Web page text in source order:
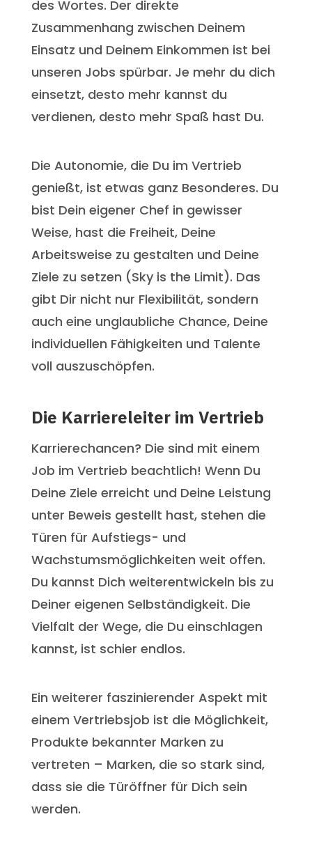
des Wortes. Der direkte
Zusammenhang zwischen Deinem
Einsatz und Deinem Einkommen ist bei
unseren Jobs spürbar. Je mehr du dich
einsetzt, desto mehr kannst du
verdienen, desto mehr Spaß hast Du.
Die Autonomie, die Du im Vertrieb
genießt, ist etwas ganz Besonderes. Du
bist Dein eigener Chef in gewisser
Weise, hast die Freiheit, Deine
Arbeitsweise zu gestalten und Deine
Ziele zu setzen (Sky is the Limit). Das
gibt Dir nicht nur Flexibilität, sondern
auch eine unglaubliche Chance, Deine
individuellen Fähigkeiten und Talente
voll auszuschöpfen.
Die Karriereleiter im Vertrieb
Karrierechancen? Die sind mit einem
Job im Vertrieb beachtlich! Wenn Du
Deine Ziele erreicht und Deine Leistung
unter Beweis gestellt hast, stehen die
Türen für Aufstiegs- und
Wachstumsmöglichkeiten weit offen.
Du kannst Dich weiterentwickeln bis zu
Deiner eigenen Selbständigkeit. Die
Vielfalt der Wege, die Du einschlagen
kannst, ist schier endlos.
Ein weiterer faszinierender Aspekt mit
einem Vertriebsjob ist die Möglichkeit,
Produkte bekannter Marken zu
vertreten – Marken, die so stark sind,
dass sie die Türöffner für Dich sein
werden.